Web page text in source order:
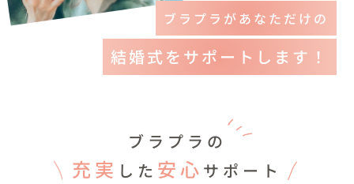
ブラプラがあなただけの
結婚式をサポートします！
ブラプラの
充実 した 安心 サポート